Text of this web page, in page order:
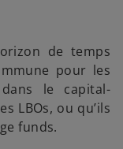
de temps
pour les
le capital-
LBOs, ou qu’ils
funds.